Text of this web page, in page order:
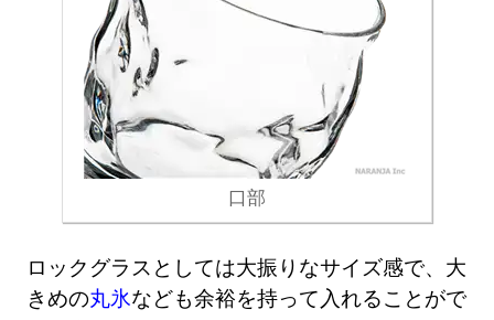
口部
ロックグラスとしては大振りなサイズ感で、大
きめの丸氷なども余裕を持って入れることがで